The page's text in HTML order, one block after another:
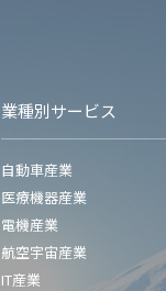
業種別サービス
自動車産業
医療機器産業
電機産業
航空宇宙産業
IT産業